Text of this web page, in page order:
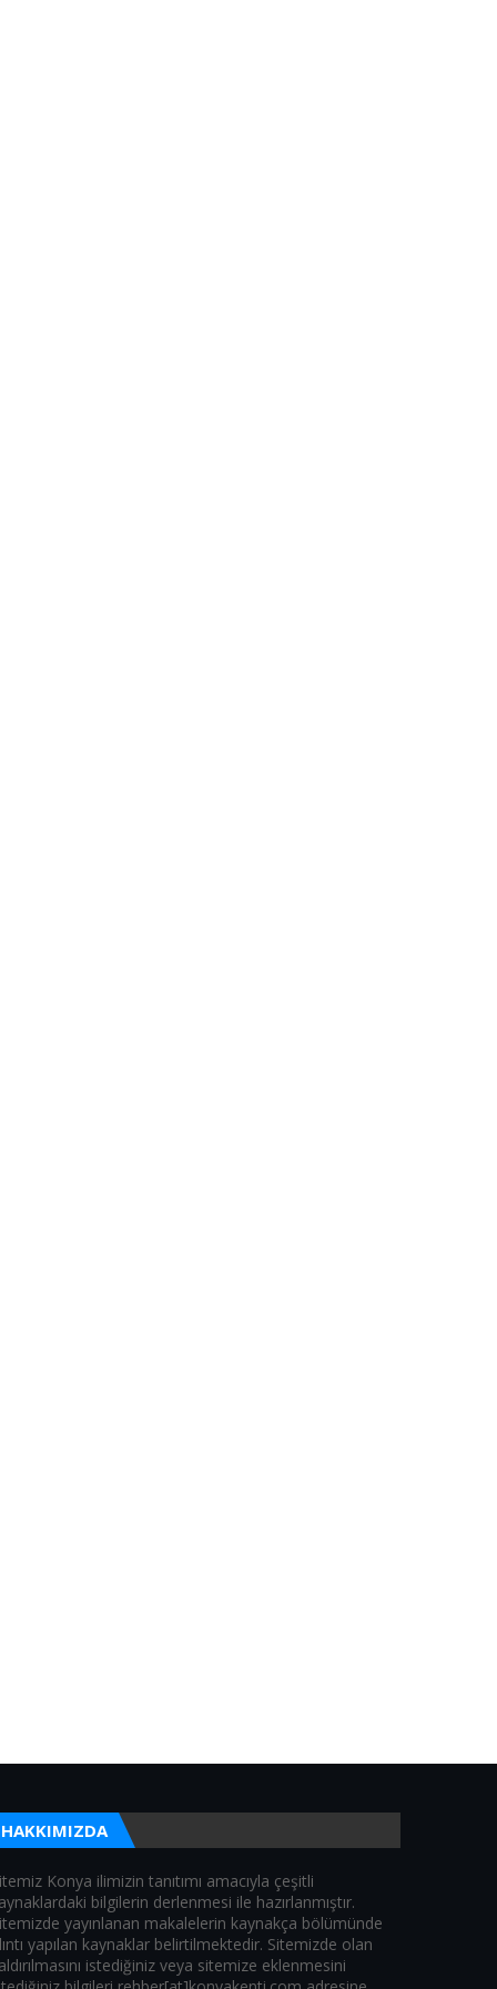
HAKKIMIZDA
Konya ilimizin tanıtımı amacıyla çeşitli
bilgilerin derlenmesi ile hazırlanmıştır.
yayınlanan makalelerin kaynakça bölümünde
yapılan kaynaklar belirtilmektedir. Sitemizde olan
istediğiniz veya sitemize eklenmesini